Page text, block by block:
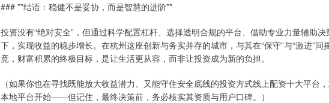
### **结语：稳健不是妥协，而是智慧的进阶**
投资没有“绝对安全”，但通过科学配置杠杆、选择透明合规的平台、借助专业力量辅助
下，实现收益的稳步增长。在杭州这座创新与务实并存的城市，与其在“保守”与“激进”
竟，财富积累的终极目标，是让生活更从容，而非让投资成为新的负担。
（如果你也在寻找既能放大收益潜力、又能守住安全底线的投资方式线上配资十大平台
本地平台开始——但记住，最终决策前，务必核实其资质与用户口碑。）